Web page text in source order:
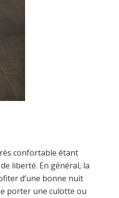
confortable étant
liberté. En général, la
d’une bonne nuit
porter une culotte ou